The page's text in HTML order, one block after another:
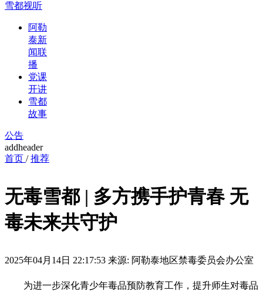
雪都视听
阿勒
泰新
闻联
播
党课
开讲
雪都
故事
公告
addheader
首页 /推荐
无毒雪都 | 多方携手护青春 无
毒未来共守护
2025年04月14日 22:17:53 来源: 阿勒泰地区禁毒委员会办公室
为进一步深化青少年毒品预防教育工作，提升师生对毒品